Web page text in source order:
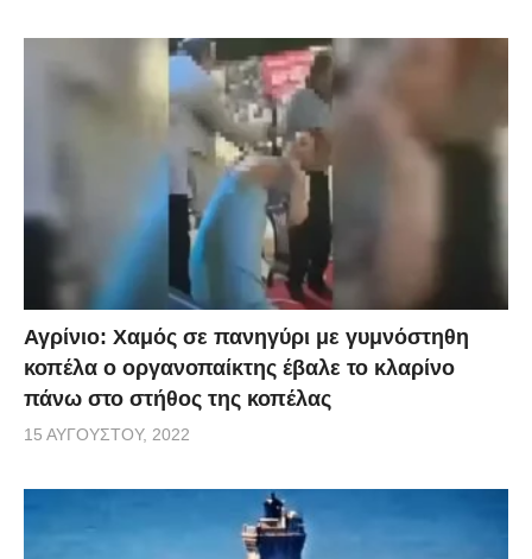
Αγρίνιο: Χαμός σε πανηγύρι με γυμνόστηθη
κοπέλα ο οργανοπαίκτης έβαλε το κλαρίνο
πάνω στο στήθος της κοπέλας
15 ΑΥΓΟΎΣΤΟΥ, 2022